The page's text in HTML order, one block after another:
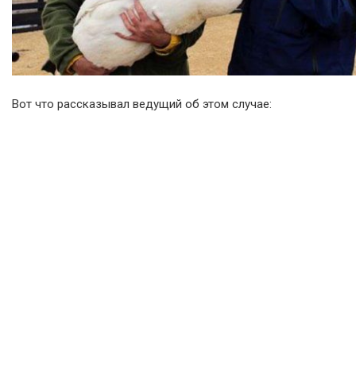
Вот что рассказывал ведущий об этом случае: